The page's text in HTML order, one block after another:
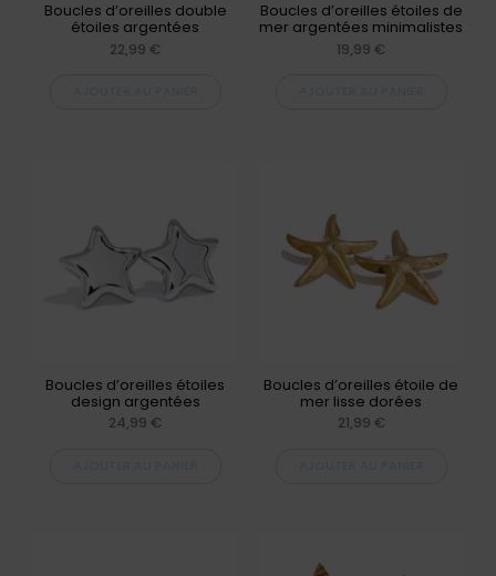
Boucles d’oreilles double
étoiles argentées
22,99 €
Boucles d’oreilles étoiles de
mer argentées minimalistes
19,99 €
Boucles d’oreilles étoiles
design argentées
24,99 €
Boucles d’oreilles étoile de
mer lisse dorées
21,99 €